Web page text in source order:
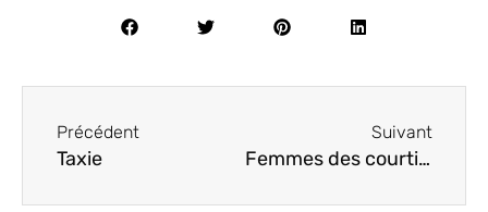
Suivant
Femmes des courtillières
Précédent
Taxie